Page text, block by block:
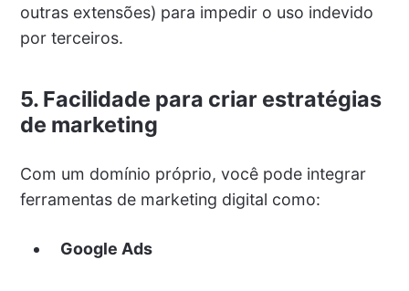
outras extensões) para impedir o uso indevido
por terceiros.
5. Facilidade para criar estratégias
de marketing
Com um domínio próprio, você pode integrar
ferramentas de marketing digital como:
Google Ads